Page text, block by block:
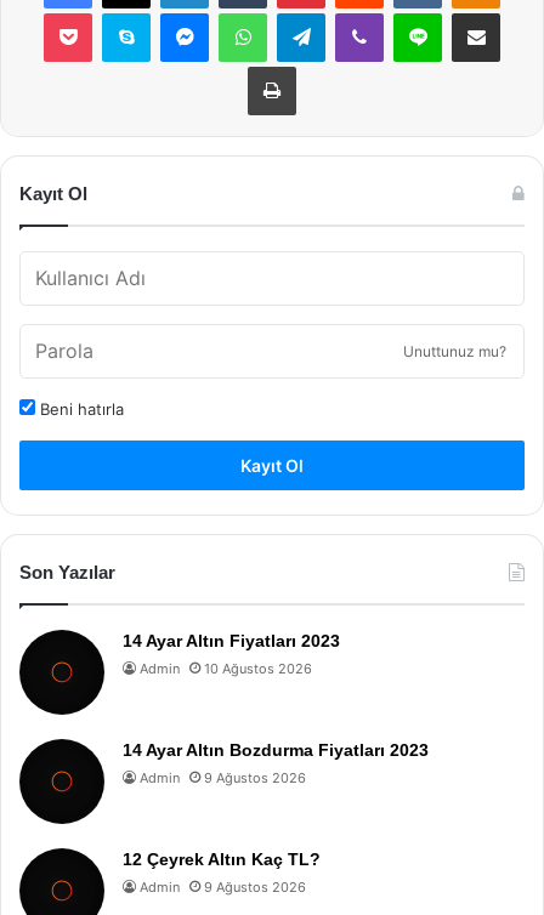
Pocket Skype MessengerWhatsAppTelegramViber Line E-Posta ile
Yazdır
Kayıt Ol
Unuttunuz mu?
Beni hatırla
Kayıt Ol
Son Yazılar
14 Ayar Altın Fiyatları 2023
Admin 10 Ağustos 2026
14 Ayar Altın Bozdurma Fiyatları 2023
Admin 9 Ağustos 2026
12 Çeyrek Altın Kaç TL?
Admin 9 Ağustos 2026